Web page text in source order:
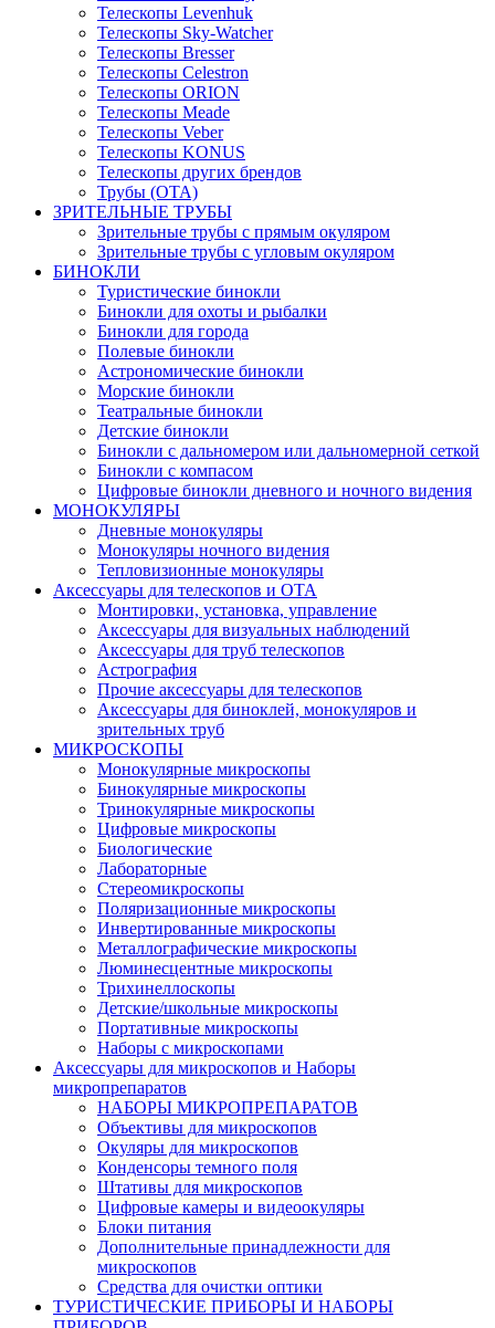
Телескопы Levenhuk
Телескопы Sky-Watcher
Телескопы Bresser
Телескопы Celestron
Телескопы ORION
Телескопы Meade
Телескопы Veber
Телескопы KONUS
Телескопы других брендов
Трубы (ОТА)
ЗРИТЕЛЬНЫЕ ТРУБЫ
Зрительные трубы с прямым окуляром
Зрительные трубы с угловым окуляром
БИНОКЛИ
Туристические бинокли
Бинокли для охоты и рыбалки
Бинокли для города
Полевые бинокли
Астрономические бинокли
Морские бинокли
Театральные бинокли
Детские бинокли
Бинокли с дальномером или дальномерной сеткой
Бинокли с компасом
Цифровые бинокли дневного и ночного видения
МОНОКУЛЯРЫ
Дневные монокуляры
Монокуляры ночного видения
Тепловизионные монокуляры
Аксессуары для телескопов и ОТА
Монтировки, установка, управление
Аксессуары для визуальных наблюдений
Аксессуары для труб телескопов
Астрография
Прочие аксессуары для телескопов
Аксессуары для биноклей, монокуляров и
зрительных труб
МИКРОСКОПЫ
Монокулярные микроскопы
Бинокулярные микроскопы
Тринокулярные микроскопы
Цифровые микроскопы
Биологические
Лабораторные
Стереомикроскопы
Поляризационные микроскопы
Инвертированные микроскопы
Металлографические микроскопы
Люминесцентные микроскопы
Трихинеллоскопы
Детские/школьные микроскопы
Портативные микроскопы
Наборы с микроскопами
Аксессуары для микроскопов и Наборы
микропрепаратов
НАБОРЫ МИКРОПРЕПАРАТОВ
Объективы для микроскопов
Окуляры для микроскопов
Конденсоры темного поля
Штативы для микроскопов
Цифровые камеры и видеоокуляры
Блоки питания
Дополнительные принадлежности для
микроскопов
Средства для очистки оптики
ТУРИСТИЧЕСКИЕ ПРИБОРЫ И НАБОРЫ